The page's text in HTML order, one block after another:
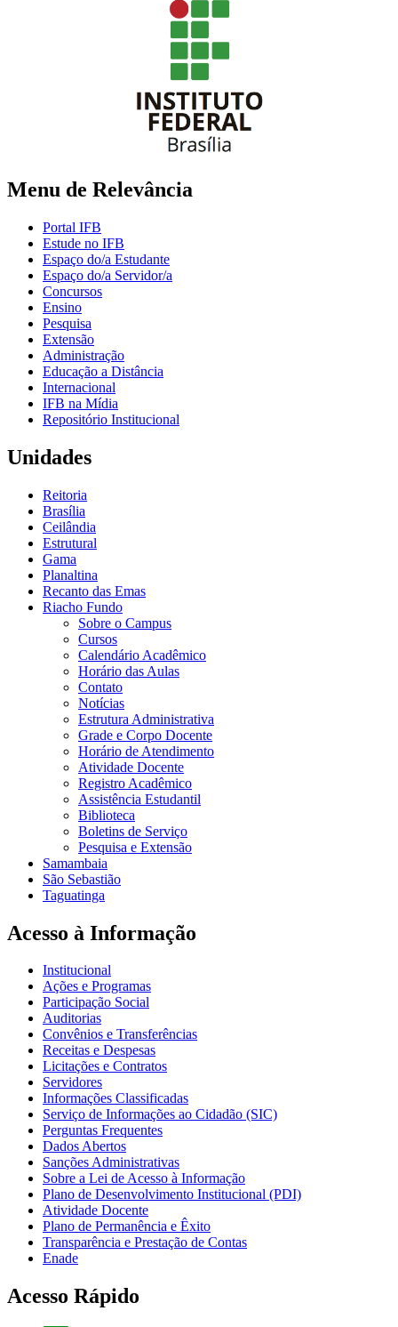
Menu de Relevância
Portal IFB
Estude no IFB
Espaço do/a Estudante
Espaço do/a Servidor/a
Concursos
Ensino
Pesquisa
Extensão
Administração
Educação a Distância
Internacional
IFB na Mídia
Repositório Institucional
Unidades
Reitoria
Brasília
Ceilândia
Estrutural
Gama
Planaltina
Recanto das Emas
Riacho Fundo
Sobre o Campus
Cursos
Calendário Acadêmico
Horário das Aulas
Contato
Notícias
Estrutura Administrativa
Grade e Corpo Docente
Horário de Atendimento
Atividade Docente
Registro Acadêmico
Assistência Estudantil
Biblioteca
Boletins de Serviço
Pesquisa e Extensão
Samambaia
São Sebastião
Taguatinga
Acesso à Informação
Institucional
Ações e Programas
Participação Social
Auditorias
Convênios e Transferências
Receitas e Despesas
Licitações e Contratos
Servidores
Informações Classificadas
Serviço de Informações ao Cidadão (SIC)
Perguntas Frequentes
Dados Abertos
Sanções Administrativas
Sobre a Lei de Acesso à Informação
Plano de Desenvolvimento Institucional (PDI)
Atividade Docente
Plano de Permanência e Êxito
Transparência e Prestação de Contas
Enade
Acesso Rápido